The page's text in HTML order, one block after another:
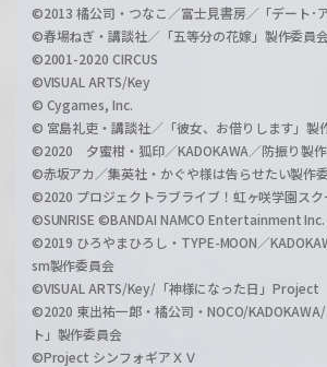
©2013 橘公司・つなこ／富士見書房／「デート･
©春場ねぎ・講談社／「五等分の花嫁」製作委員
©2001-2020 CIRCUS
©VISUAL ARTS/Key
© Cygames, Inc.
© 宮島礼吏・講談社／「彼女、お借りします」製
©2020 夕蜜柑・狐印／KADOKAWA／防振り製
©赤坂アカ／集英社・かぐや様は告らせたい製作
©2020 プロジェクトラブライブ！虹ヶ咲学園ス
©SUNRISE ©BANDAI NAMCO Entertainment Inc.
©2019 ひろやまひろし・TYPE-MOON／
sm製作委員会
©VISUAL ARTS/Key/「神様になった日」Project
©2020 東出祐一郎・橘公司・NOCO/
ト」製作委員会
©Project シンフォギアＸＶ